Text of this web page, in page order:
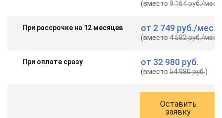
(вместо9 164 руб./мес.
При рассрочке на 12 месяцев от 2 749 руб./мес.
(вместо4 582 руб./мес.
При оплате сразу от 32 980 руб.
(вместо54 980 руб.)
Оставить
заявку